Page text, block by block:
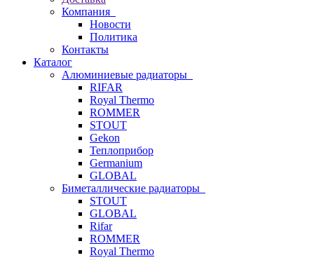
Компания
Новости
Политика
Контакты
Каталог
Алюминиевые радиаторы
RIFAR
Royal Thermo
ROMMER
STOUT
Gekon
Теплоприбор
Germanium
GLOBAL
Биметаллические радиаторы
STOUT
GLOBAL
Rifar
ROMMER
Royal Thermo